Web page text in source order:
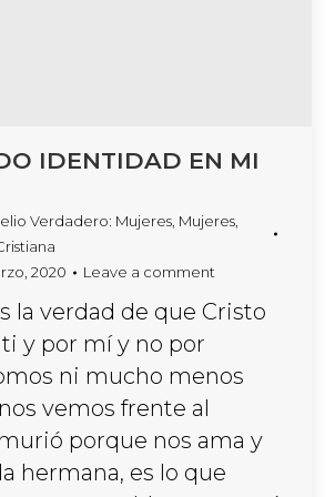
IDENTIDAD EN MI
Verdadero: Mujeres Mujeres
2020 Leave a comment
la verdad de que Cristo
y por mí y no por
ni mucho menos
vemos frente al
porque nos ama y
hermana, es lo que